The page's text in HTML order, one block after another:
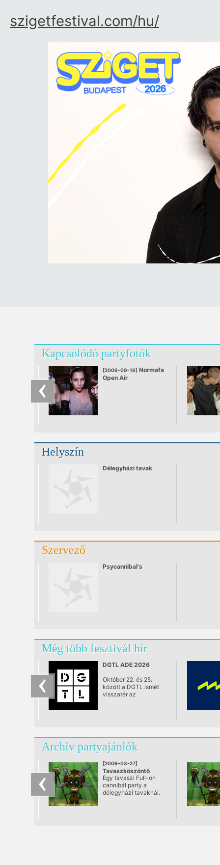
szigetfestival.com/​hu/​
Kapcsolódó partyfotók
[2009-09-18] Normafa
Open Air
Helyszín
Délegyházi tavak
Szervező
Psycannibal's
Még több fesztivál hír
DGTL ADE 2026
Október 22. és 25.
között a DGTL ismét
visszatér az
várja a látogatókat az
NDSM Warehouse és a
Kromhouthal
helyszíneken. A
program a nappali
koncertélményektől és
kurált zenei
programoktól az
éjszakai
Archív partyajánlók
[2009-03-27]
Tavaszköszöntő
CanniBál.
@ Délegyházi tavak
Egy tavaszi Full-on
cannibál party a
délegyházi tavaknál.